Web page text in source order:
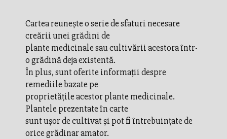
Cartea reuneşte o serie de sfaturi necesare
creării unei grădini de
plante medicinale sau cultivării acestora într-
o grădină deja existentă.
În plus, sunt oferite informaţii despre
remediile bazate pe
proprietăţile acestor plante medicinale.
Plantele prezentate în carte
sunt uşor de cultivat şi pot fi întrebuinţate de
orice grădinar amator.